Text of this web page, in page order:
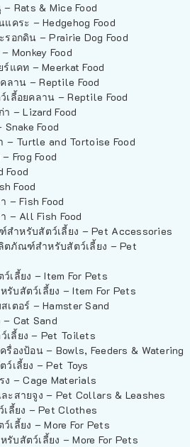
Rats & Mice Food
แคระ – Hedgehog Food
รอกดิน – Prairie Dog Food
Monkey Food
ร์แคท – Meerkat Food
ลาน – Reptile Food
เลี้อยคลาน – Reptile Food
า – Lizard Food
Snake Food
– Turtle and Tortoise Food
Frog Food
Food
Food
– Fish Food
– All Fish Food
ำหรับสัตว์เลี้ยง – Pet Accessories
ตภัณฑ์สำหรับสัตว์เลี้ยง – Pet
เลี้ยง – Item For Pets
รับสัตว์เลี้ยง – Item For Pets
เตอร์ – Hamster Sand
Cat Sand
เลี้ยง – Pet Toilets
รื่องป้อน – Bowls, Feeders & Watering
ว์เลี้ยง – Pet Toys
ง – Cage Materials
ะสายจูง – Pet Collars & Leashes
เลี้ยง – Pet Clothes
เลี้ยง – More For Pets
รับสัตว์เลี้ยง – More For Pets